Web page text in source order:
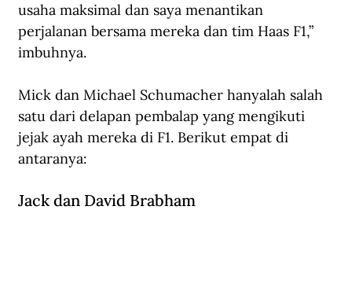
usaha maksimal dan saya menantikan
perjalanan bersama mereka dan tim Haas F1,”
imbuhnya.
Mick dan Michael Schumacher hanyalah salah
satu dari delapan pembalap yang mengikuti
jejak ayah mereka di F1. Berikut empat di
antaranya:
Jack dan David Brabham